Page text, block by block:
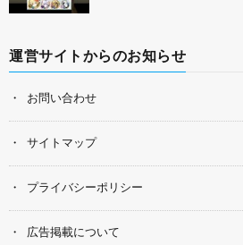
運営サイトからのお知らせ
お問い合わせ
サイトマップ
プライバシーポリシー
広告掲載について